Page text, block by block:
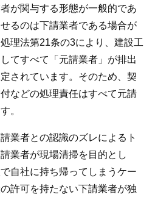
が関与する形態が一般的であ
るのは下請業者である場合が
理法第21条の3により、建設工
てすべて「元請業者」が排出
されています。そのため、契
などの処理責任はすべて元請
。
業者との認識のズレによるト
業者が現場清掃を目的とし
自社に持ち帰ってしまうケー
許可を持たない下請業者が独